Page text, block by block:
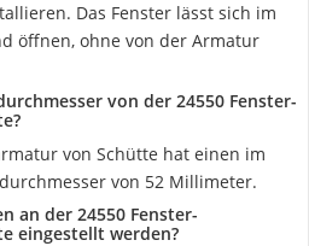
Das Fenster lässt sich im
öffnen, ohne von der Armatur
von der 24550 Fenster-
von Schütte hat einen im
von 52 Millimeter.
an der 24550 Fenster-
eingestellt werden?